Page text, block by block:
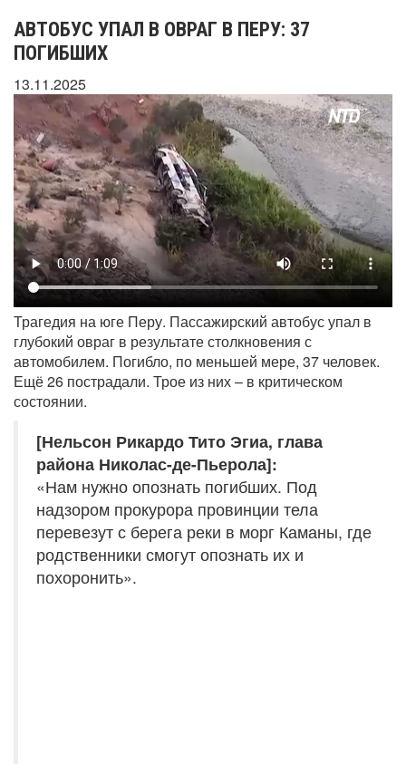
АВТОБУС УПАЛ В ОВРАГ В ПЕРУ: 37
ПОГИБШИХ
13.11.2025
Трагедия на юге Перу. Пассажирский автобус упал в
глубокий овраг в результате столкновения с
автомобилем. Погибло, по меньшей мере, 37 человек.
Ещё 26 пострадали. Трое из них – в критическом
состоянии.
[Нельсон Рикардо Тито Эгиа, глава
района Николас-де-Пьерола]:
«Нам нужно опознать погибших. Под
надзором прокурора провинции тела
перевезут с берега реки в морг Каманы, где
родственники смогут опознать их и
похоронить».